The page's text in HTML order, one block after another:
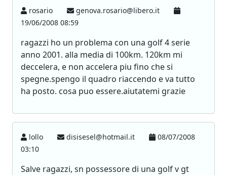
rosario
genova.rosario@libero.it
19/06/2008 08:59
ragazzi ho un problema con una golf 4 serie
anno 2001. alla media di 100km. 120km mi
deccelera, e non accelera piu fino che si
spegne.spengo il quadro riaccendo e va tutto
ha posto. cosa puo essere.aiutatemi grazie
lollo disisesel@hotmail.it
08/07/2008
03:10
Salve ragazzi, sn possessore di una golf v gt